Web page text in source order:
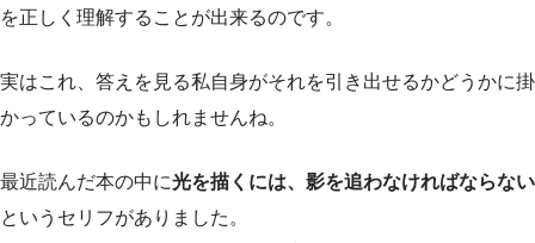
を正しく理解することが出来るのです。
実はこれ、答えを見る私自身がそれを引き出せるかどうかに掛
かっているのかもしれませんね。
最近読んだ本の中に光を描くには、影を追わなければならない
というセリフがありました。